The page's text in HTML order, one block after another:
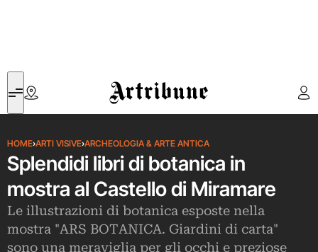
Artribune
HOME›ARTI VISIVE›ARCHEOLOGIA & ARTE ANTICA
Splendidi libri di botanica in
mostra al Castello di Miramare
Le illustrazioni di botanica esposte nella
mostra "ARS BOTANICA. Giardini di carta"
sono una meraviglia per gli occhi e preziose